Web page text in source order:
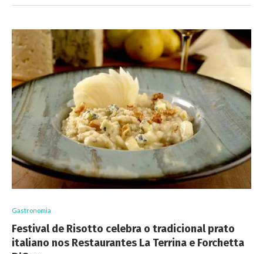
Gastronomia
Festival de Risotto celebra o tradicional prato
italiano nos Restaurantes La Terrina e Forchetta